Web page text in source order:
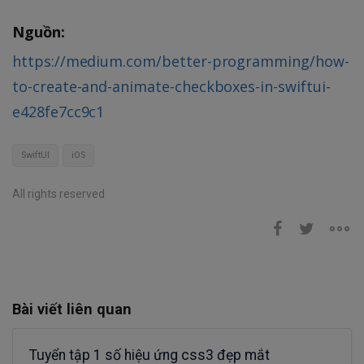
Nguồn:
https://medium.com/better-programming/how-
to-create-and-animate-checkboxes-in-swiftui-
e428fe7cc9c1
SwiftUI iOS
All rights reserved
Bài viết liên quan
Tuyển tập 1 số hiệu ứng css3 đẹp mắt